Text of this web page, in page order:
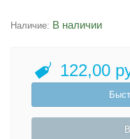
Наличие: В наличии
122,00